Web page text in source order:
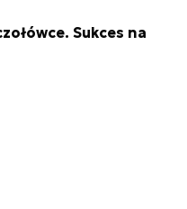
Sukces na